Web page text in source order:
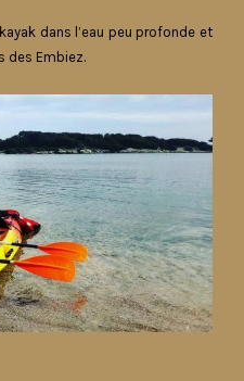
dans l’eau peu profonde et
des Embiez.